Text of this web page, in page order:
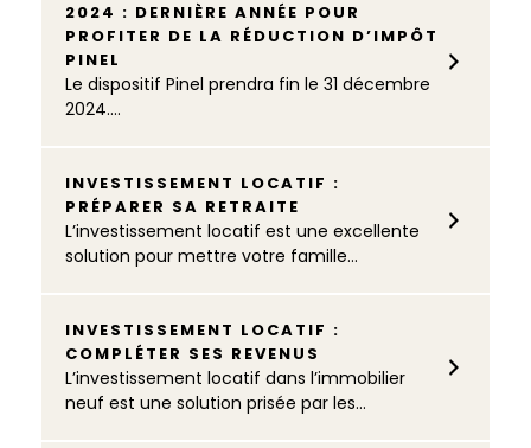
2024 : DERNIÈRE ANNÉE POUR
PROFITER DE LA RÉDUCTION D’IMPÔT
PINEL
Le dispositif Pinel prendra fin le 31 décembre
2024....
INVESTISSEMENT LOCATIF :
PRÉPARER SA RETRAITE
L’investissement locatif est une excellente
solution pour mettre votre famille...
INVESTISSEMENT LOCATIF :
COMPLÉTER SES REVENUS
L’investissement locatif dans l’immobilier
neuf est une solution prisée par les...